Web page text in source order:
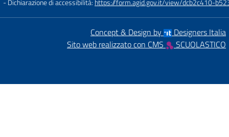
- Dichiarazione di accessibilità: https://form.agid.gov.it/view/dcb2c410-
Concept & Design by
Designers Italia
Sito web realizzato con CMS
SCUOLASTICO